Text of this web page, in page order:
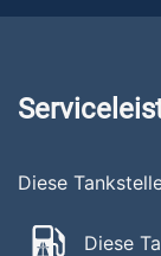
Diese
Diese